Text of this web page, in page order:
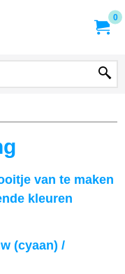
0
van te maken
kleuren
(cyaan) /